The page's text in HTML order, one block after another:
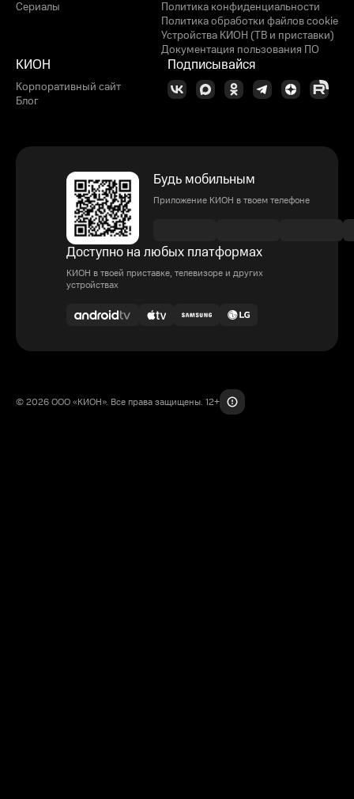
Сериалы
Политика конфиденциальности
Политика обработки файлов cookie
Устройства КИОН (ТВ и приставки)
Документация пользования ПО
КИОН
Корпоративный сайт
Блог
Подписывайся
Будь мобильным
Приложение КИОН в твоем телефоне
Доступно на любых платформах
КИОН в твоей приставке, телевизоре и других
устройствах
© 2026 ООО «КИОН». Все права защищены. 12+